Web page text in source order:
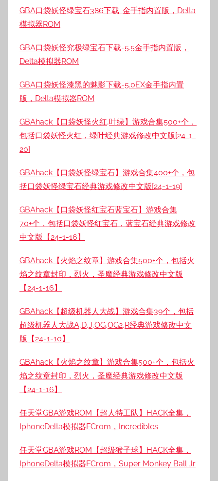
GBA口袋妖怪绿宝石386下载-金手指内置版，Delta
模拟器ROM
GBA口袋妖怪究极绿宝石下载-5.5金手指内置版，
Delta模拟器ROM
GBA口袋妖怪漆黑的魅影下载-5.0EX金手指内置
版，Delta模拟器ROM
GBAhack【口袋妖怪火红,叶绿】游戏合集500+个，
包括口袋妖怪火红，绿叶经典游戏修改中文版[24-1-
20]
GBAhack【口袋妖怪绿宝石】游戏合集400+个，包
括口袋妖怪绿宝石经典游戏修改中文版[24-1-19]
GBAhack【口袋妖怪红宝石蓝宝石】游戏合集
70+个，包括口袋妖怪红宝石，蓝宝石经典游戏修改
中文版【24-1-16】
GBAhack【火焰之纹章】游戏合集500+个，包括火
焰之纹章封印，烈火，圣魔经典游戏修改中文版
【24-1-16】
GBAhack【超级机器人大战】游戏合集39个，包括
超级机器人大战A,D,J,OG,OG2,R经典游戏修改中文
版【24-1-10】
GBAhack【火焰之纹章】游戏合集500+个，包括火
焰之纹章封印，烈火，圣魔经典游戏修改中文版
【24-1-16】
任天堂GBA游戏ROM【超人特工队】HACK全集，
IphoneDelta模拟器FCrom，Incredibles
任天堂GBA游戏ROM【超级猴子球】HACK全集，
IphoneDelta模拟器FCrom，Super Monkey Ball Jr